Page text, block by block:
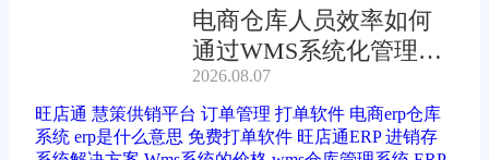
电商仓库人员效率如何
通过WMS系统化管理提
升?
2026.08.07
旺店通 慧策供销平台 订单管理 打单软件 电商erp仓库
系统 erp是什么意思 免费打单软件 旺店通ERP 进销存